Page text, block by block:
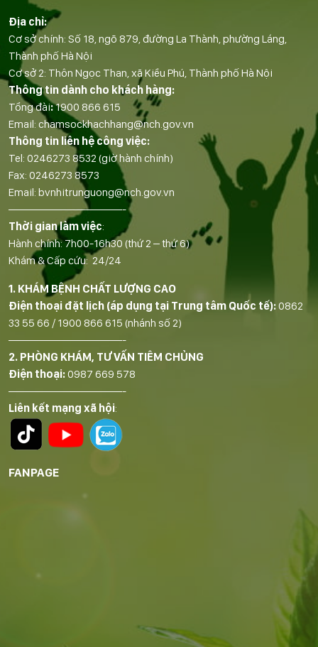
Địa chỉ:
Cơ sở chính: Số 18, ngõ 879, đường La Thành, phường Láng,
Thành phố Hà Nội
Cơ sở 2: Thôn Ngọc Than, xã Kiều Phú, Thành phố Hà Nội
Thông tin dành cho khách hàng:
Tổng đài:1900 866 615
Email: chamsockhachhang@nch.gov.vn
Thông tin liên hệ công việc:
Tel: 0246273 8532 (giờ hành chính)
Fax: 0246273 8573
Email: bvnhitrunguong@nch.gov.vn
——————————-
Thời gian làm việc:
Hành chính: 7h00-16h30 (thứ 2 – thứ 6)
Khám & Cấp cứu: 24/24
1. KHÁM BỆNH CHẤT LƯỢNG CAO
Điện thoại đặt lịch (áp dụng tại Trung tâm Quốc tế):0862
33 55 66 / 1900 866 615 (nhánh số 2)
——————————-
2. PHÒNG KHÁM, TƯ VẤN TIÊM CHỦNG
Điện thoại:0987 669 578
——————————-
Liên kết mạng xã hội:
FANPAGE